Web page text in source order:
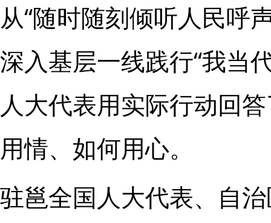
从“随时随刻倾听人民呼
深入基层一线践行“我当
人大代表用实际行动回
用情、如何用心。
驻邕全国人大代表、自